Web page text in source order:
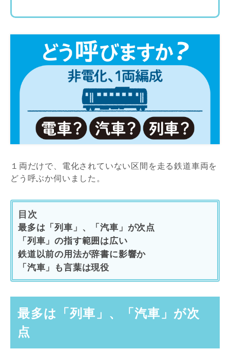
１両だけで、電化されていない区間を走る鉄道車両を
どう呼ぶか伺いました。
目次
最多は「列車」、「汽車」が次点
「列車」の指す範囲は広い
鉄道以前の用法が辞書に影響か
「汽車」も言葉は現役
最多は「列車」、「汽車」が次
点